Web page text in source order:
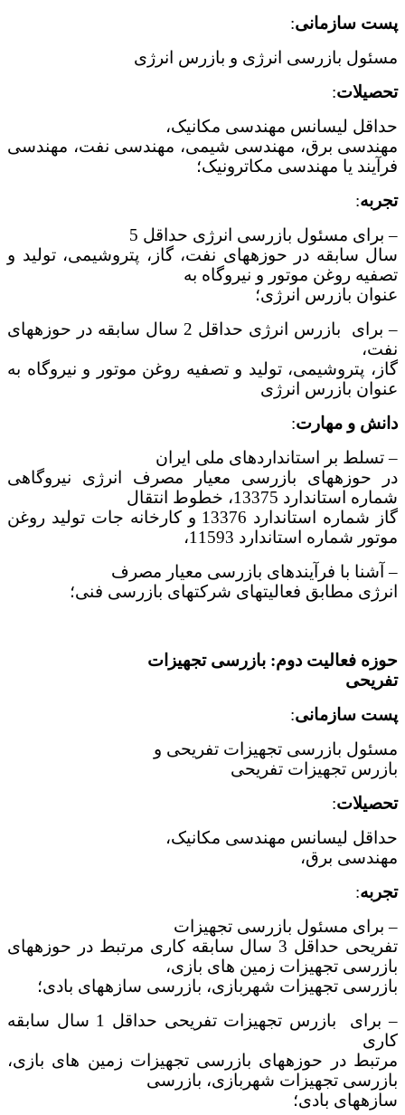
پست سازمانی:
مسئول بازرسی انرژی و بازرس انرژی
تحصیلات:
حداقل لیسانس مهندسی مکانیک،
مهندسی برق، مهندسی شیمی، مهندسی نفت، مهندسی
فرآیند یا مهندسی مکاترونیک؛
تجربه:
– برای مسئول بازرسی انرژی حداقل 5
سال سابقه در حوزه­های نفت، گاز، پتروشیمی، تولید و
تصفیه روغن موتور و نیروگاه به
عنوان بازرس انرژی؛
– برای بازرس انرژی حداقل 2 سال سابقه در حوزه­های
نفت،
گاز، پتروشیمی، تولید و تصفیه روغن موتور و نیروگاه به
عنوان بازرس انرژی
دانش و مهارت:
– تسلط بر استانداردهای ملی ایران
در حوزه­های بازرسی معیار مصرف انرژی نیروگاهی
شماره استاندارد 13375، خطوط انتقال
گاز شماره استاندارد 13376 و کارخانه جات تولید روغن
موتور شماره استاندارد 11593،
– آشنا با فرآیند­های بازرسی معیار مصرف
انرژی مطابق فعالیتهای شرکتهای بازرسی فنی؛
حوزه فعالیت دوم: بازرسی تجهیزات
تفریحی
پست سازمانی:
مسئول بازرسی تجهیزات تفریحی و
بازرس تجهیزات تفریحی
تحصیلات:
حداقل لیسانس مهندسی مکانیک،
مهندسی برق،
تجربه:
– برای مسئول بازرسی تجهیزات
تفریحی حداقل 3 سال سابقه کاری مرتبط در حوزه­های
بازرسی تجهیزات زمین های بازی،
بازرسی تجهیزات شهربازی، بازرسی سازه­های بادی؛
– برای بازرس تجهیزات تفریحی حداقل 1 سال سابقه
کاری
مرتبط در حوزه­های بازرسی تجهیزات زمین های بازی،
بازرسی تجهیزات شهربازی، بازرسی
سازه­های بادی؛